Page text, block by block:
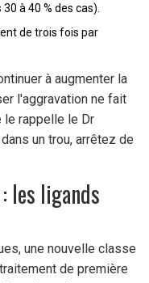
à 40 % des cas).
de trois fois par
à augmenter la
l'aggravation ne fait
le rappelle le Dr
un trou, arrêtez de
les ligands
une nouvelle classe
de première